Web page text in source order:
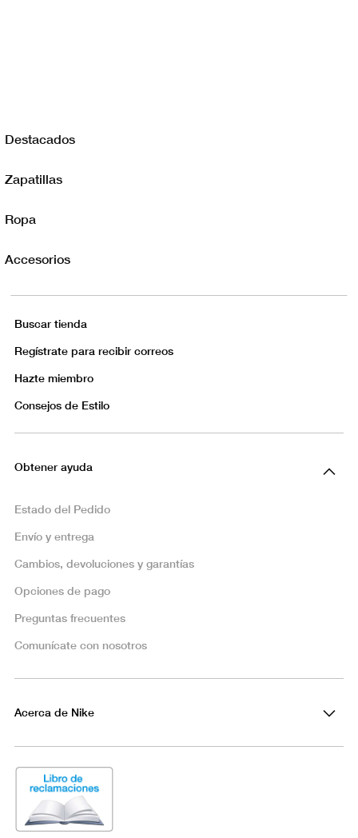
Destacados
Zapatillas
Ropa
Accesorios
Buscar tienda
Regístrate para recibir correos
Hazte miembro
Consejos de Estilo
Obtener ayuda
Estado del Pedido
Envío y entrega
Cambios, devoluciones y garantías
Opciones de pago
Preguntas frecuentes
Comunícate con nosotros
Acerca de Nike